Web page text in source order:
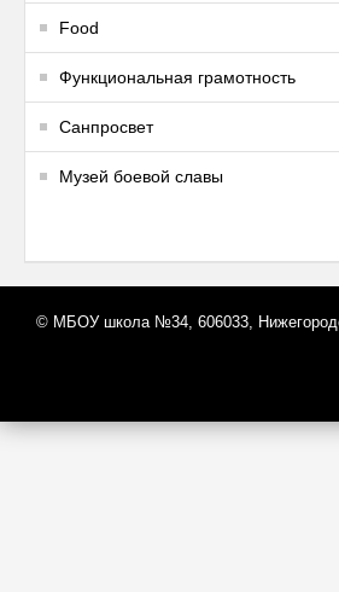
Food
Функциональная грамотность
Санпросвет
Музей боевой славы
© МБОУ школа №34, 606033,